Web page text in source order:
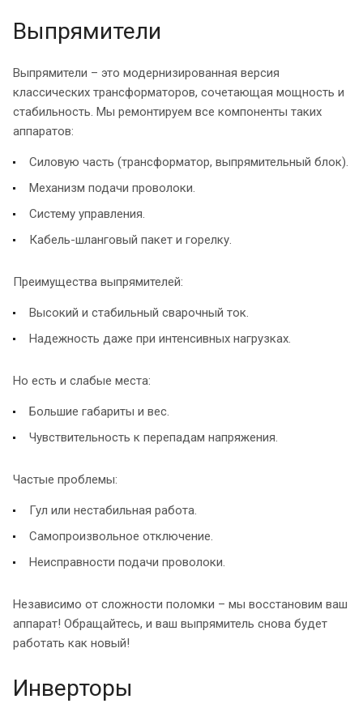
Выпрямители
Выпрямители – это модернизированная версия
классических трансформаторов, сочетающая мощность и
стабильность. Мы ремонтируем все компоненты таких
аппаратов:
Силовую часть (трансформатор, выпрямительный блок).
Механизм подачи проволоки.
Систему управления.
Кабель-шланговый пакет и горелку.
Преимущества выпрямителей:
Высокий и стабильный сварочный ток.
Надежность даже при интенсивных нагрузках.
Но есть и слабые места:
Большие габариты и вес.
Чувствительность к перепадам напряжения.
Частые проблемы:
Гул или нестабильная работа.
Самопроизвольное отключение.
Неисправности подачи проволоки.
Независимо от сложности поломки – мы восстановим ваш
аппарат! Обращайтесь, и ваш выпрямитель снова будет
работать как новый!
Инверторы